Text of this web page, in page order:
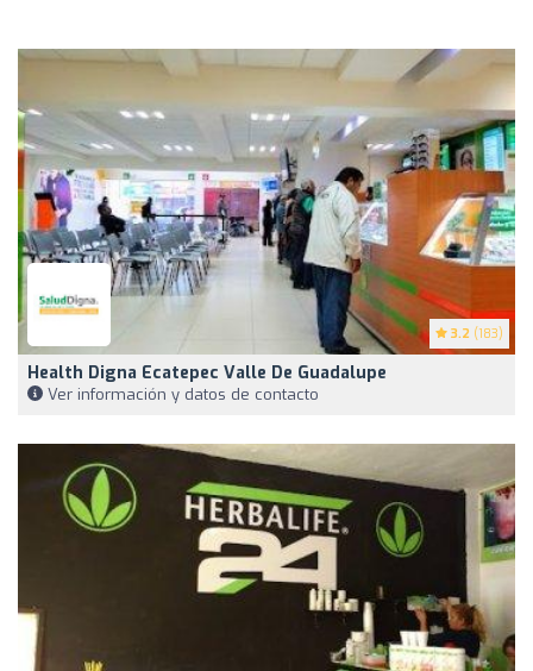
3.2 (183)
Health Digna Ecatepec Valle De Guadalupe
Ver información y datos de contacto